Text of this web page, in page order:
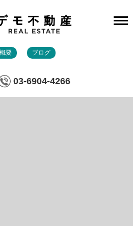
要 ブログ
03-6904-4266